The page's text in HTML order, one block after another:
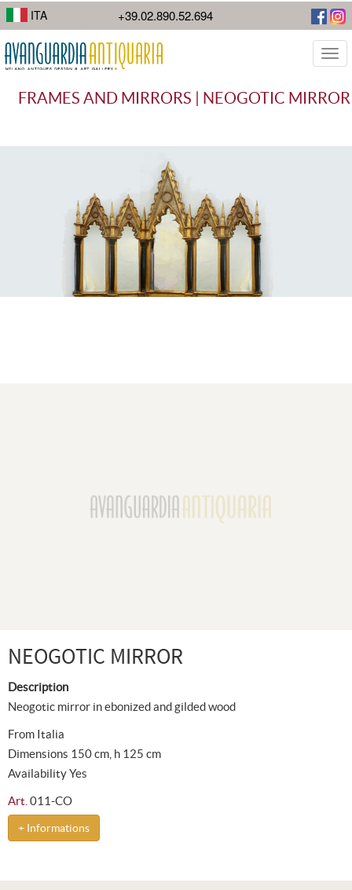
I suoi lavori di street photography mostrano la diversità della città.
ITA +39.02.890.52.694
FRAMES AND MIRRORS | NEOGOTIC MIRROR
NEOGOTIC MIRROR
Description
Neogotic mirror in ebonized and gilded wood
From Italia
Dimensions 150 cm, h 125 cm
Availability Yes
Art. 011-CO
+ Informations